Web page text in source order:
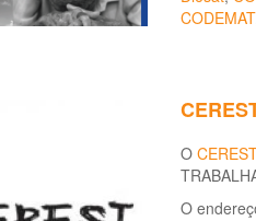
CODEMAT
O
O